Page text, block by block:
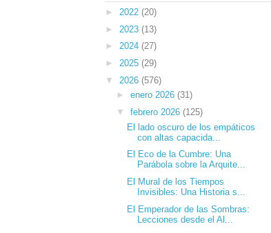
► 2022 (20)
► 2023 (13)
► 2024 (27)
► 2025 (29)
▼ 2026 (576)
► enero 2026 (31)
▼ febrero 2026 (125)
El lado oscuro de los empáticos
con altas capacida...
El Eco de la Cumbre: Una
Parábola sobre la Arquite...
El Mural de los Tiempos
Invisibles: Una Historia s...
El Emperador de las Sombras:
Lecciones desde el Al...